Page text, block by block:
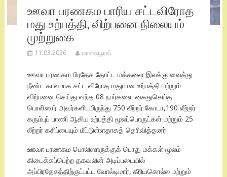
ஊவா பரணகம பாரிய சட்டவிரோத
மது உற்பத்தி, விற்பனை நிலையம்
முற்றுகை
11.03.2026 மாவையூரன்
ஊவா பரணகம பிரதேச தோட்ட மக்களை இலக்கு வைத்து
நீண்ட காலமாக சட்ட விரோத மதுபான உற்பத்தி மற்றும்
விற்பனை செய்து வந்த 08 நபர்களை கைதுசெய்த
பொலிஸார் அவர்களிடமிருந்து 750 லீற்றர் கோடா,190 லீற்றர்
கரும்புப் பாணி ஆகிய உற்பத்தி மூலப்பொருட்கள் மற்றும் 25
லீற்றர் கசிப்பையும் மீட்டுள்ளதாகத் தெரிவித்தனர்.
ஊவா பரணகம பொலிஸாருக்குக் பொது மக்கள் மூலம்
கிடைக்கப்பெற்ற தகவலின் அடிப்படையில்
அப்பிரதேசத்திற்குட்பட்ட வோல்டிமார், கீரியகொல்ல மற்றும்